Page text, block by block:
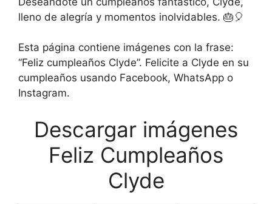
lleno de alegría y momentos inolvidables. 🎂🎈
Esta página contiene imágenes con la frase:
“Feliz cumpleaños Clyde”. Felicite a Clyde en su
cumpleaños usando Facebook, WhatsApp o
Instagram.
Descargar imágenes
Feliz Cumpleaños
Clyde